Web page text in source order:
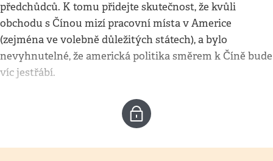
předchůdců. K tomu přidejte skutečnost, že kvůli
obchodu s Čínou mizí pracovní místa v Americe
(zejména ve volebně důležitých státech), a bylo
nevyhnutelné, že americká politika směrem k Číně bude
víc jestřábí.